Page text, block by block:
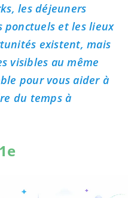
les déjeuners
ponctuels et les lieux
existent, mais
visibles au même
pour vous aider à
du temps à